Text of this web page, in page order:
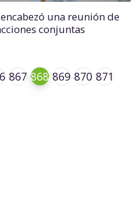
una reunión de
conjuntas
867 868 869 870 871